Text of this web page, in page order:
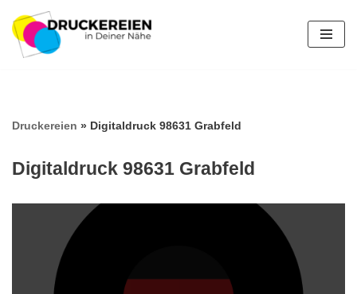
Zum
Inhalt
Druckereien » Digitaldruck 98631 Grabfeld
Digitaldruck 98631 Grabfeld